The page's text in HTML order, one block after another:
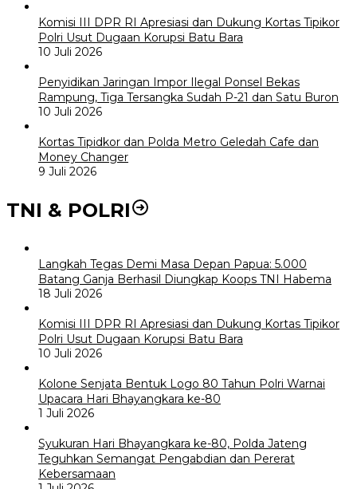
Komisi III DPR RI Apresiasi dan Dukung Kortas Tipikor
Polri Usut Dugaan Korupsi Batu Bara
10 Juli 2026
Penyidikan Jaringan Impor Ilegal Ponsel Bekas
Rampung, Tiga Tersangka Sudah P-21 dan Satu Buron
10 Juli 2026
Kortas Tipidkor dan Polda Metro Geledah Cafe dan
Money Changer
9 Juli 2026
TNI & POLRI
Langkah Tegas Demi Masa Depan Papua: 5.000
Batang Ganja Berhasil Diungkap Koops TNI Habema
18 Juli 2026
Komisi III DPR RI Apresiasi dan Dukung Kortas Tipikor
Polri Usut Dugaan Korupsi Batu Bara
10 Juli 2026
Kolone Senjata Bentuk Logo 80 Tahun Polri Warnai
Upacara Hari Bhayangkara ke-80
1 Juli 2026
Syukuran Hari Bhayangkara ke-80, Polda Jateng
Teguhkan Semangat Pengabdian dan Pererat
Kebersamaan